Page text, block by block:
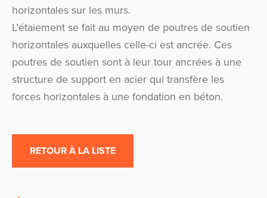
horizontales sur les murs.
L’étaiement se fait au moyen de poutres de soutien
horizontales auxquelles celle-ci est ancrée. Ces
poutres de soutien sont à leur tour ancrées à une
structure de support en acier qui transfère les
forces horizontales à une fondation en béton.
RETOUR À LA LISTE